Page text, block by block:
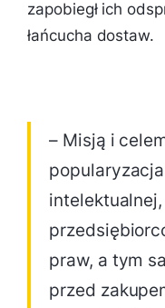
zapobiegł ich
łańcucha dostaw.
– Misją i
praw, a tym
przed